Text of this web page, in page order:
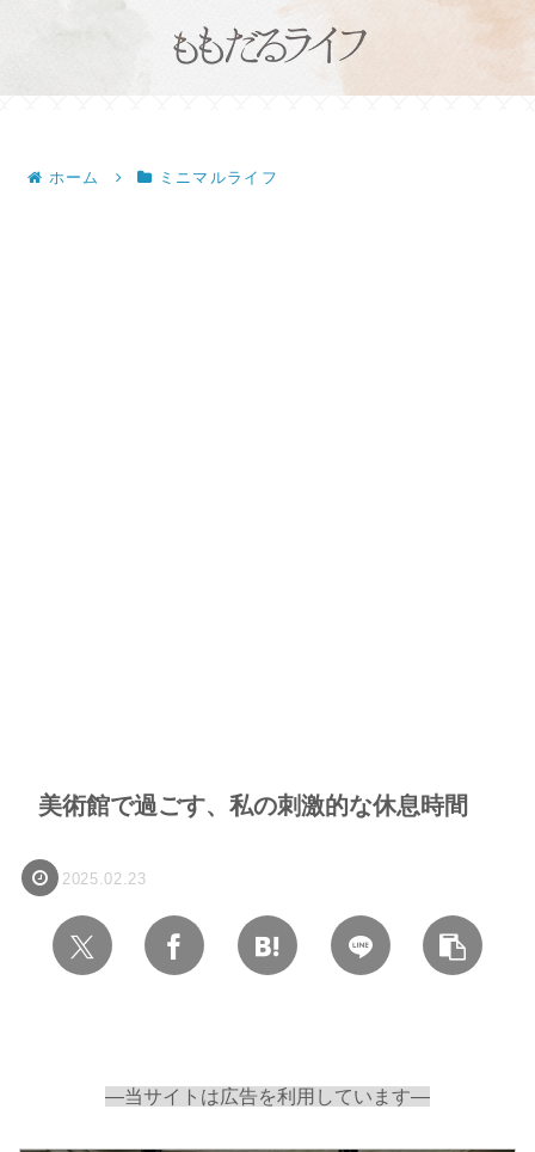
ホーム ミニマルライフ
美術館で過ごす、私の刺激的な休息時間
2025.02.23
—当サイトは広告を利用しています—